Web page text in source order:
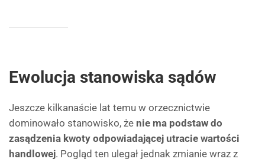
Ewolucja stanowiska sądów
Jeszcze kilkanaście lat temu w orzecznictwie
dominowało stanowisko, że nie ma podstaw do
zasądzenia kwoty odpowiadającej utracie wartości
handlowej. Pogląd ten ulegał jednak zmianie wraz z